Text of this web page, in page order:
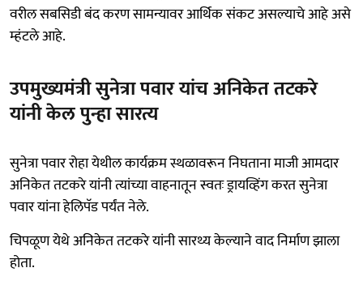
वरील सबसिडी बंद करण सामन्यावर आर्थिक संकट असल्याचे आहे असे
म्हंटले आहे.
उपमुख्यमंत्री सुनेत्रा पवार यांच अनिकेत तटकरे
यांनी केल पुन्हा सारत्य
सुनेत्रा पवार रोहा येथील कार्यक्रम स्थळावरून निघताना माजी आमदार
अनिकेत तटकरे यांनी त्यांच्या वाहनातून स्वतः ड्रायव्हिंग करत सुनेत्रा
पवार यांना हेलिपॅड पर्यंत नेले.
चिपळूण येथे अनिकेत तटकरे यांनी सारथ्य केल्याने वाद निर्माण झाला
होता.